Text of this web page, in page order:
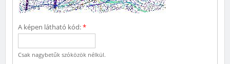
A képen látható kód:*
Csak nagybetűk szóközök nélkül.